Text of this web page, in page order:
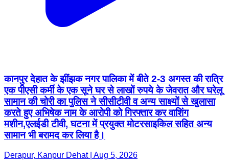
कानपुर देहात के झींझक नगर पालिका में बीते 2-3 अगस्त की रात्रि
एक पीएसी कर्मी के एक सूने घर से लाखों रुपये के जेवरात और घरेलू
सामान की चोरी का पुलिस ने सीसीटीवी व अन्य साक्ष्यों से खुलासा
करते हुए अभिषेक नाम के आरोपी को गिरफ्तार कर वाशिंग
मशीन,एलईडी टीवी, घटना में प्रयुक्त मोटरसाइकिल सहित अन्य
सामान भी बरामद कर लिया है।
Derapur, Kanpur Dehat | Aug 5, 2026